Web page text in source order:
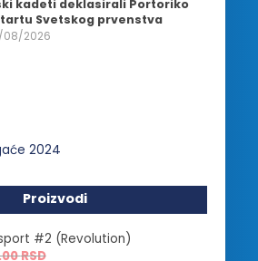
kadeti deklasirali Portoriko
Svetskog prvenstva
08/2026
Proizvodi
#2 (Revolution)
RSD